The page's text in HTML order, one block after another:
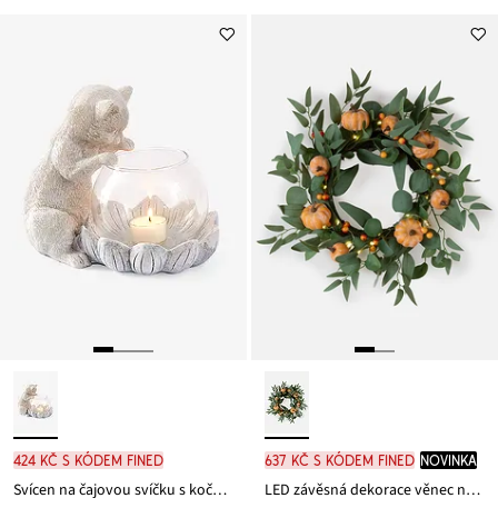
424 Kč s kódem FINED
Svícen na čajovou svíčku s kočkou
637 Kč s kódem FINED novinka
LED závěsná dekorace věnec na dveře s listy a dýněmi